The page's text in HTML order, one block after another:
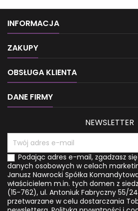
zapakowane w poręcznej,
zamykanej puszce. W każdej
puszce znajdują się 24 stożki,
ok. 20 minut. Skład jest
całkowicie naturalny, dzięki
szkodliwe i osiągają
pełniejszy aromat. Firma
tworzy wysokiej jakości
kadzidełka,...
INFORMACJA
ZAKUPY
OBSŁUGA KLIENTA
DANE FIRMY
NEWSLETTER
Podając adres e-mail, zgadzasz
danych osobowych w celach
Janusz Nawrocki Spółka
właścicielem m.in. tych domen z
(15-762), ul. Antoniuk Fabryczny 55/
przetwarzane w celu dostarczania